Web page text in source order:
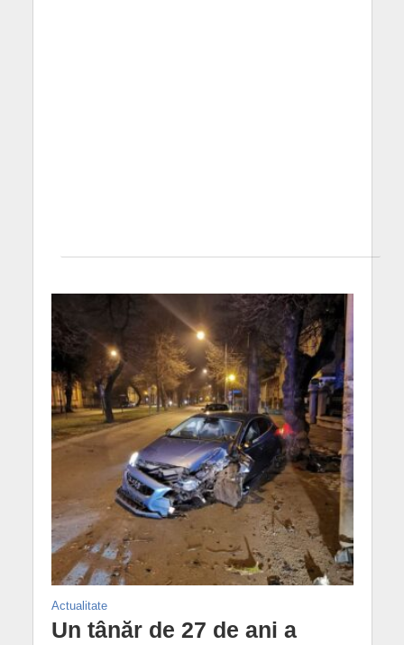
Actualitate
Un tânăr de 27 de ani a